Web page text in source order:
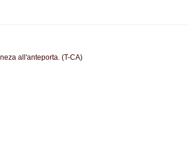
all'anteporta. (T-CA)